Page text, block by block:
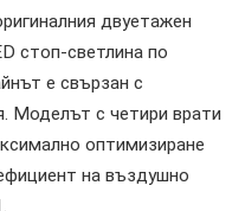
двуетажен
стоп-светлина по
е свързан с
Моделът с четири врати
оптимизиране
на въздушно